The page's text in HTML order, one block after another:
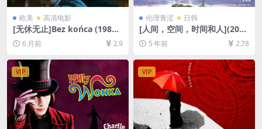
欧美 高清电影
[无休无止]Bez końca (1985)
[百度网盘+夸克网盘1080P超
清未删减资源][网盘在线播放/
下载][MP4/7GB][中文字幕]
6 月前 2.9
伦理青涩 日韩
[人间，空间，时间和人](201
8)[百度网盘+迅雷云盘资源10
80P超清未删减][MP4/6.4GB]
[韩语繁体中字]【视频文件+防
和谐压缩包（含解压密码）】
5 年前 2.78
VIP VIP